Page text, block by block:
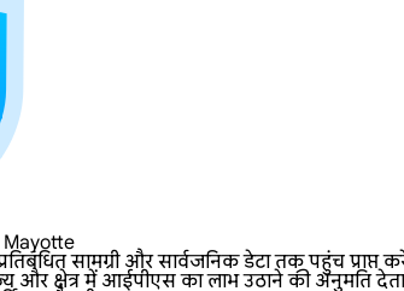
Mayotte
सामग्री और सार्वजनिक डेटा तक पहुंच
और क्षेत्र में आईपीएस का लाभ उठाने की